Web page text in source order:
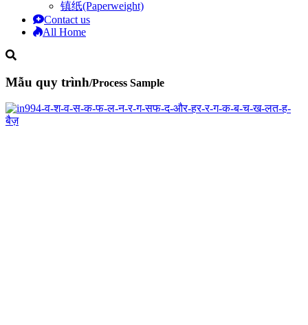
镇纸(Paperweight)
Contact us
All Home
Mẫu quy trình/Process Sample